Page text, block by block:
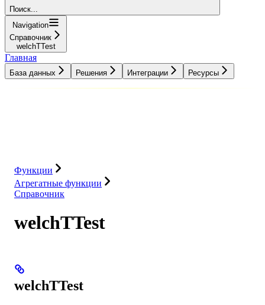
Поиск...
Navigation
Справочник
welchTTest
Главная
База данных Решения Интеграции Ресурсы
Функции
Агрегатные функции
Справочник
welchTTest
welchTTest